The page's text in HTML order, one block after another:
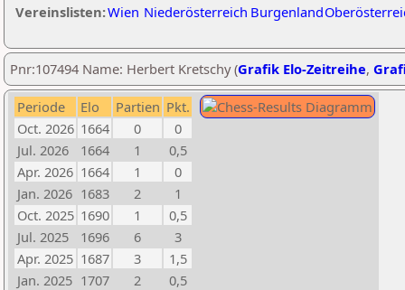
Vereinslisten:Wien Niederösterreich Burgenland
Pnr:107494 Name: Herbert Kretschy (Grafik Elo-Zeitreihe,
Periode Elo Partien Pkt.
Oct. 2026 1664 0
0
Jul. 2026
1664 1
0,5
Apr. 2026 1664 1
0
Jan. 2026 1683 2
1
Oct. 2025 1690 1
0,5
Jul. 2025
1696 6
3
Apr. 2025 1687 3
1,5
Jan. 2025 1707 2
0,5